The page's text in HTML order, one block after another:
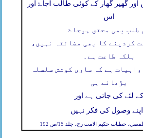
اور گھیر گھار کے کوئی طالب آجاۓ اور
اس
طلب بھی محقق ہوجاۓ
کردینے کا بھی مضائقہ نہیں،
بلکہ طاعت ہے۔
ہے کہ ساری کوشش سلسلہ
بڑھانے ہی
کے لئے کی جاتی ہے اور
اپنے وصول کی فکر نہیں
خطبات حکیم الامت رح، جلد 15/ص 192